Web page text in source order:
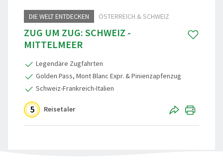
60plus
Clubreisen
Reisegutschein
Gruppenermäßigung
Reiseinfos, Qualität & Sicherheit
Reiseschutz-Versicherung
Häufige Fragen (FAQ)
Reiseberichte
Standorte
Nachhaltigkeit
DIE WELT ENTDECKEN ÖSTERREICH & SCHWEIZ
ZUG UM ZUG: SCHWEIZ -
MITTELMEER
Legendäre Zugfahrten
Golden Pass, Mont Blanc Expr. & Pinienzapfenzug
Schweiz-Frankreich-Italien
5 Reisetaler